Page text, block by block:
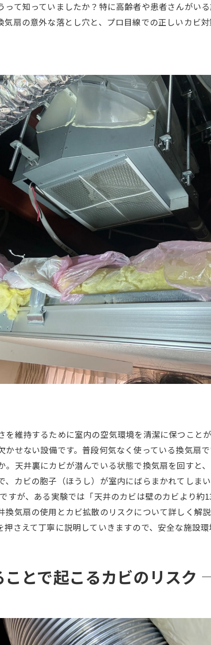
て知っていましたか？特に高齢者や患者さんがい
扇の意外な落とし穴と、プロ目線での正しいカビ
維持するために室内の空気環境を清潔に保つこと
せない設備です。普段何気なく使っている換気扇
天井裏にカビが潜んでいる状態で換気扇を回すと
カビの胞子（ほうし）が室内にばらまかれてしま
すが、ある実験では「天井のカビは壁のカビより
気扇の使用とカビ拡散のリスクについて詳しく解
さえて丁寧に説明していきますので、安全な施設環
とで起こるカビのリスク